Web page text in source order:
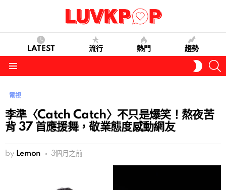
LATEST 流行 熱門 趨勢
SKIN
電視
李準〈Catch Catch〉不只是爆笑！熬夜苦
背 37 首應援舞，敬業態度感動網友
by Lemon 3個月之前